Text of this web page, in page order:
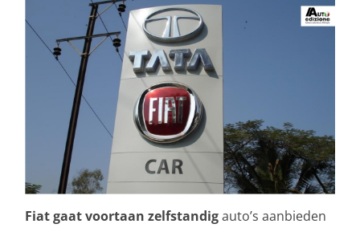
Fiat gaat voortaan zelfstandigauto’s aanbieden